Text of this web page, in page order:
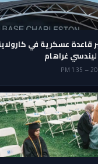
قاعدة عسكرية في
ليندسي غراهام